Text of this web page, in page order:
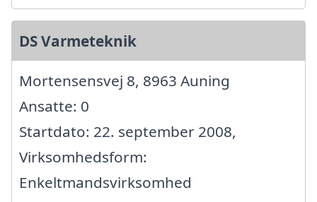
DS Varmeteknik
Mortensensvej 8, 8963 Auning
Ansatte: 0
Startdato: 22. september 2008,
Virksomhedsform:
Enkeltmandsvirksomhed